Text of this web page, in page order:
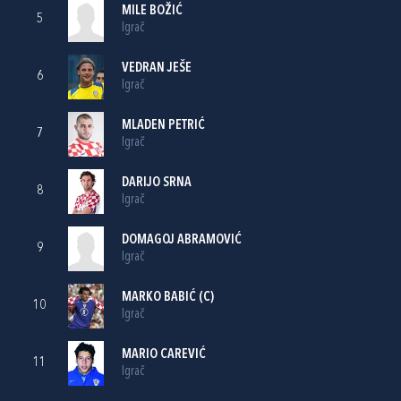
5
MILE BOŽIĆ
Igrač
6
VEDRAN JEŠE
Igrač
7
MLADEN PETRIĆ
Igrač
8
DARIJO SRNA
Igrač
9
DOMAGOJ ABRAMOVIĆ
Igrač
10
MARKO BABIĆ (C)
Igrač
11
MARIO CAREVIĆ
Igrač